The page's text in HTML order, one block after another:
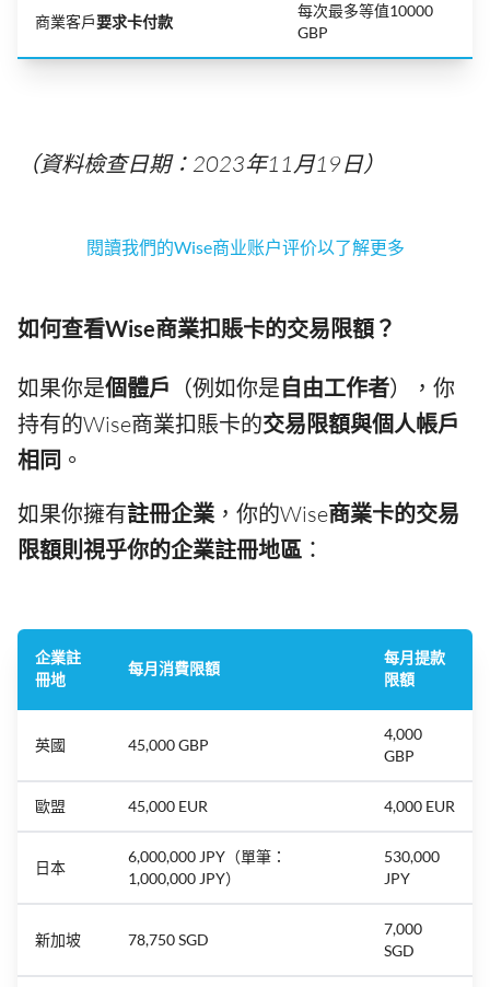
商業客戶要求卡付款
每次最多等值10000
GBP
（資料檢查日期：2023年11月19日）
閱讀我們的Wise商业账户评价以了解更多
如何查看Wise商業扣賬卡的交易限額？
如果你是個體戶 （例如你是自由工作者），你
持有的Wise商業扣賬卡的交易限額與個人帳戶
相同 。
如果你擁有註冊企業，你的Wise商業卡的交易
限額則視乎你的企業註冊地區 ：
企業註
冊地
每月消費限額
每月提款
限額
英國 45,000 GBP
4,000
GBP
歐盟 45,000 EUR 4,000 EUR
日本
6,000,000 JPY（單筆：
1,000,000 JPY）
530,000
JPY
新加坡 78,750 SGD
7,000
SGD